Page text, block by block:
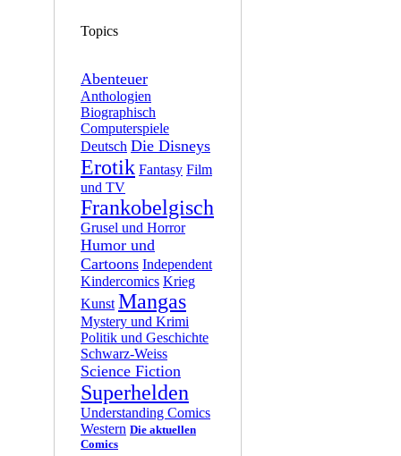
Topics
Abenteuer
Anthologien
Biographisch
Computerspiele
Deutsch Die Disneys
Erotik Fantasy Film
und TV
Frankobelgisch
Grusel und Horror
Humor und
Cartoons Independent
Kindercomics Krieg
Kunst Mangas
Mystery und Krimi
Politik und Geschichte
Schwarz-Weiss
Science Fiction
Superhelden
Understanding Comics
Western Die aktuellen
Comics